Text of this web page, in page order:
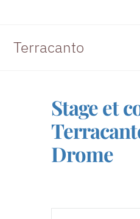
Terracanto
Stage et
Drome